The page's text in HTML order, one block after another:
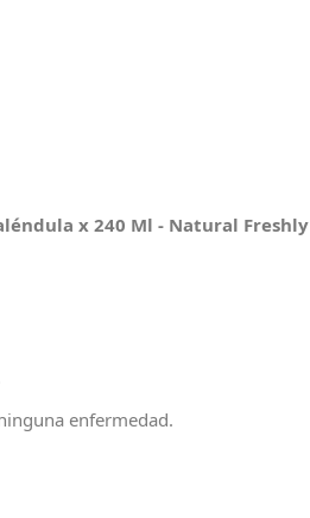
x 240 Ml - Natural Freshly
enfermedad.